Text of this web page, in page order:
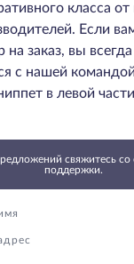
класса
Если
на заказ, вы
с нашей
в левой
свяжитесь со
поддержки.